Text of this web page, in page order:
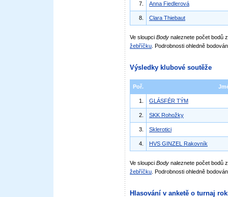
7. Anna Fiedlerová
8. Clara Thiebaut
Ve sloupci Body naleznete počet bodů
žebříčku . Podrobnosti ohledně
Výsledky klubové soutěže
Poř.
1. GLÁSFÉR TÝM
2. SKK Rohožky
3. Sklerotici
4. HVS GINZEL Rakovník
Ve sloupci Body naleznete počet bodů
žebříčku . Podrobnosti ohledně
Hlasování v anketě o turnaj